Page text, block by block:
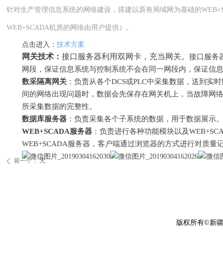
针对生产管理信息系统的网络建设，搭建以原有局域网为基础的
WEB+SCADA机房的网络由用户提供）。
ꄴ 前一个： 无
点击进入： 技术方案
网关技术： 接口服务器利用双网卡，充当网关。 接口服务
网段，保证信息系统与控制系统不会在同一网段内，保证信
数采隔离网关 ：负责从各个DCS或PLC中采集数据，送到实
间的网络出现问题时，数据会先保存在网关机上，当故障网
所采集数据的完整性。
数据库服务器 ：负责采集各个子系统的数据，用于数据展示
WEB+SCADA服务器 ：负责进行各种功能模块以及
WEB+SCADA 服务器，客户端通过浏览器的方式进行对质量
版权所有©新